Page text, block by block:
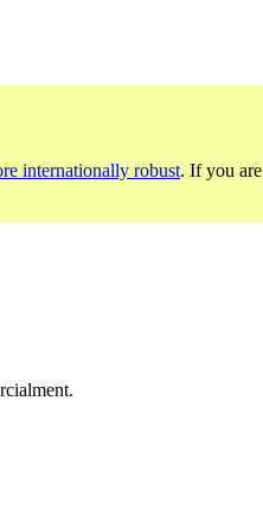
internationally robust. If you are